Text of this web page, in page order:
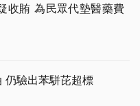
收賄 為民眾代墊醫藥費
仍驗出苯駢芘超標